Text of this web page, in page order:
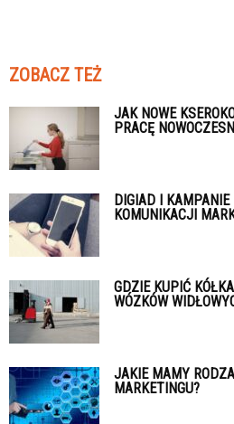
ZOBACZ TEŻ
JAK NOWE
PRACĘ
DIGIAD I
KOMUNIKACJI
GDZIE KUPIĆ
WÓZKÓW
JAKIE MAMY
MARKETINGU?